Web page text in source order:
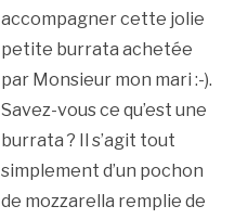
accompagner cette jolie
petite burrata achetée
par Monsieur mon mari :-).
Savez-vous ce qu’est une
burrata ? Il s’agit tout
simplement d’un pochon
de mozzarella remplie de